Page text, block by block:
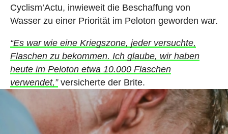
Cyclism’Actu, inwieweit die Beschaffung von
Wasser zu einer Priorität im Peloton geworden war.
“Es war wie eine Kriegszone, jeder versuchte,
Flaschen zu bekommen. Ich glaube, wir haben
heute im Peloton etwa 10.000 Flaschen
verwendet,”versicherte der Brite.